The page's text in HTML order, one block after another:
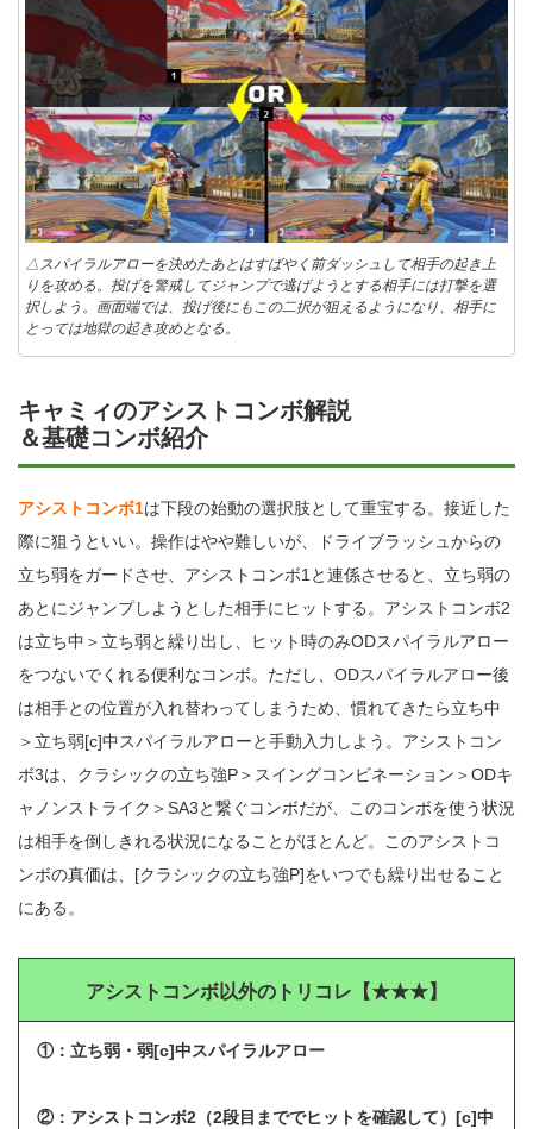
△スパイラルアローを決めたあとはすばやく前ダッシュして相手の起き上
りを攻める。投げを警戒してジャンプで逃げようとする相手には打撃を選
択しよう。画面端では、投げ後にもこの二択が狙えるようになり、相手に
とっては地獄の起き攻めとなる。
キャミィのアシストコンボ解説
＆基礎コンボ紹介
アシストコンボ1は下段の始動の選択肢として重宝する。接近した
際に狙うといい。操作はやや難しいが、ドライブラッシュからの
立ち弱をガードさせ、アシストコンボ1と連係させると、立ち弱の
あとにジャンプしようとした相手にヒットする。アシストコンボ2
は立ち中＞立ち弱と繰り出し、ヒット時のみODスパイラルアロー
をつないでくれる便利なコンボ。ただし、ODスパイラルアロー後
は相手との位置が入れ替わってしまうため、慣れてきたら立ち中
＞立ち弱[c]中スパイラルアローと手動入力しよう。アシストコン
ボ3は、クラシックの立ち強P＞スイングコンビネーション＞ODキ
ャノンストライク＞SA3と繋ぐコンボだが、このコンボを使う状況
は相手を倒しきれる状況になることがほとんど。このアシストコ
ンボの真価は、[クラシックの立ち強P]をいつでも繰り出せること
にある。
アシストコンボ以外のトリコレ【★★★】
①：立ち弱・弱[c]中スパイラルアロー
②：アシストコンボ2（2段目まででヒットを確認して）[c]中